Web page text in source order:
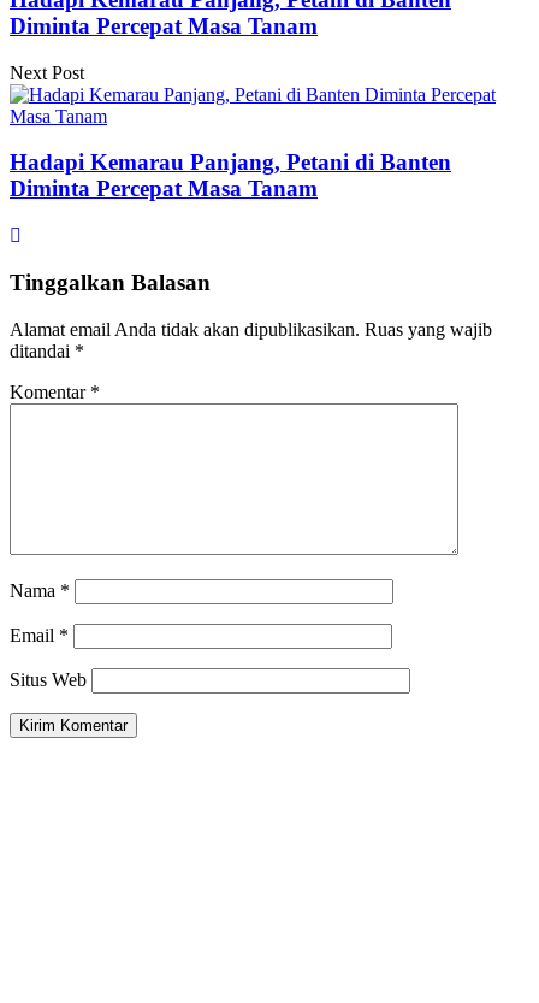
Diminta Percepat Masa Tanam
Next Post
Hadapi Kemarau Panjang, Petani di Banten
Diminta Percepat Masa Tanam
Tinggalkan Balasan
Alamat email Anda tidak akan dipublikasikan. Ruas yang wajib
ditandai *
Komentar *
Nama *
Email *
Situs Web